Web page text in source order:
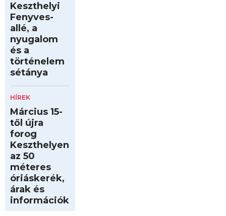
Keszthelyi
Fenyves-
allé, a
nyugalom
és a
történelem
sétánya
HÍREK
Március 15-
től újra
forog
Keszthelyen
az 50
méteres
óriáskerék,
árak és
információk